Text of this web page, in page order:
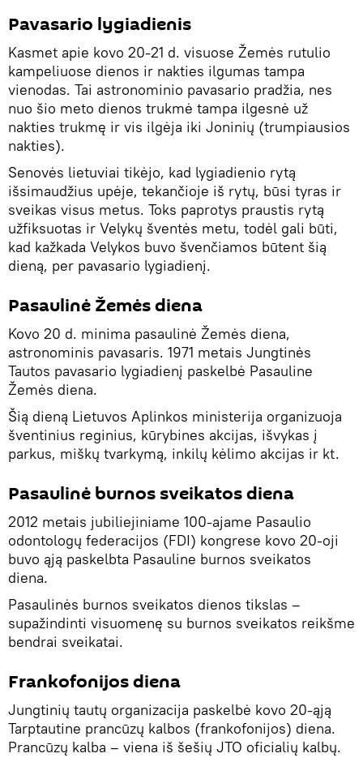
Pavasario lygiadienis
Kasmet apie kovo 20-21 d. visuose Žemės rutulio
kampeliuose dienos ir nakties ilgumas tampa
vienodas. Tai astronominio pavasario pradžia, nes
nuo šio meto dienos trukmė tampa ilgesnė už
nakties trukmę ir vis ilgėja iki Joninių (trumpiausios
nakties).
Senovės lietuviai tikėjo, kad lygiadienio rytą
išsimaudžius upėje, tekančioje iš rytų, būsi tyras ir
sveikas visus metus. Toks paprotys praustis rytą
užfiksuotas ir Velykų šventės metu, todėl gali būti,
kad kažkada Velykos buvo švenčiamos būtent šią
dieną, per pavasario lygiadienį.
Pasaulinė Žemės diena
Kovo 20 d. minima pasaulinė Žemės diena,
astronominis pavasaris. 1971 metais Jungtinės
Tautos pavasario lygiadienį paskelbė Pasauline
Žemės diena.
Šią dieną Lietuvos Aplinkos ministerija organizuoja
šventinius reginius, kūrybines akcijas, išvykas į
parkus, miškų tvarkymą, inkilų kėlimo akcijas ir kt.
Pasaulinė burnos sveikatos diena
2012 metais jubiliejiniame 100-ajame Pasaulio
odontologų federacijos (FDI) kongrese kovo 20-oji
buvo ąją paskelbta Pasauline burnos sveikatos
diena.
Pasaulinės burnos sveikatos dienos tikslas –
supažindinti visuomenę su burnos sveikatos reikšme
bendrai sveikatai.
Frankofonijos diena
Jungtinių tautų organizacija paskelbė kovo 20-ąją
Tarptautine prancūzų kalbos (frankofonijos) diena.
Prancūzų kalba – viena iš šešių JTO oficialių kalbų.